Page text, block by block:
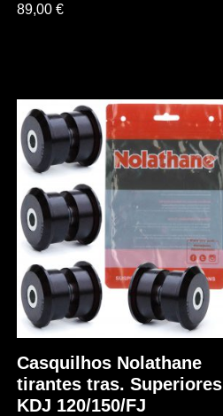
89,00 €
Casquilhos Nolathane
tirantes tras. Superiores
KDJ 120/150/FJ